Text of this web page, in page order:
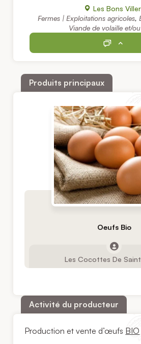
Les Bons
Fermes | Exploitations agricoles,
Viande de volaille et/
Produits principaux
Oeufs Bio
Les Cocottes De
Activité du producteur
Production et vente d’œufs BIO